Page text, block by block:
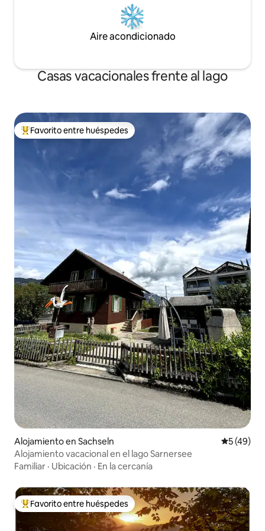
Aire acondicionado
Casas vacacionales frente al lago
Favorito entre huéspedes preferido
Favorito entre huéspedes
Alojamiento en Sachseln
5 (49)
Alojamiento vacacional en el lago Sarnersee
Familiar · Ubicación · En la cercanía
Favorito entre huéspedes preferido
Favorito entre huéspedes